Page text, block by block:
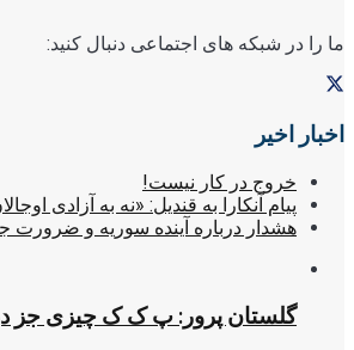
ما را در شبکه های اجتماعی دنبال کنید:
اخبار اخیر
خروج در کار نیست!
پیام آنکارا به قندیل: «نه به آزادی
هشدار درباره آینده سوریه و ضرورت
گلستان پرور: پ ک ک چیزی جز